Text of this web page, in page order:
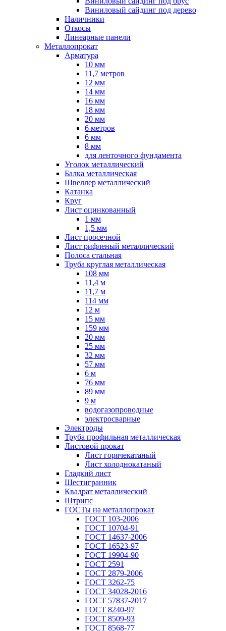
Виниловый сайдинг под дерево
Наличники
Откосы
Линеарные панели
Металлопрокат
Арматура
10 мм
11,7 метров
12 мм
14 мм
16 мм
18 мм
20 мм
6 метров
6 мм
8 мм
для ленточного фундамента
Уголок металлический
Балка металлическая
Швеллер металлический
Катанка
Круг
Лист оцинкованный
1 мм
1,5 мм
Лист просечной
Лист рифленый металлический
Полоса стальная
Труба круглая металлическая
108 мм
11,4 м
11,7 м
114 мм
12 м
15 мм
159 мм
20 мм
25 мм
32 мм
57 мм
6 м
76 мм
89 мм
9 м
водогазопроводные
электросварные
Электроды
Труба профильная металлическая
Листовой прокат
Лист горячекатаный
Лист холоднокатаный
Гладкий лист
Шестигранник
Квадрат металлический
Штрипс
ГОСТы на металлопрокат
ГОСТ 103-2006
ГОСТ 10704-91
ГОСТ 14637-2006
ГОСТ 16523-97
ГОСТ 19904-90
ГОСТ 2591
ГОСТ 2879-2006
ГОСТ 3262-75
ГОСТ 34028-2016
ГОСТ 57837-2017
ГОСТ 8240-97
ГОСТ 8509-93
ГОСТ 8568-77